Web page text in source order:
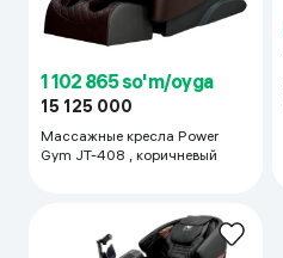
1 102 865 so'm/oyga
15 125 000
Массажные кресла Power
Gym JT-408 , коричневый